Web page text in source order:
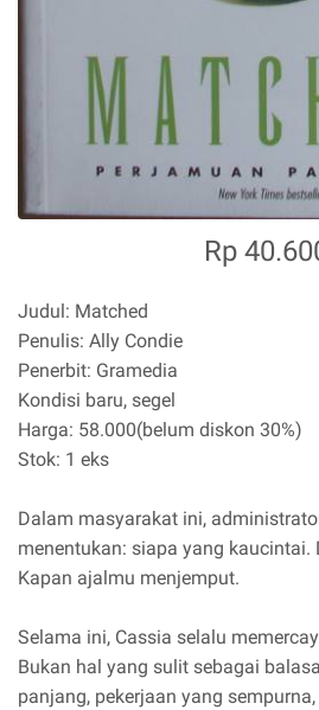
Rp
Judul: Matched
Penulis: Ally Condie
Penerbit: Gramedia
Kondisi baru, segel
Harga: 58.000(belum diskon 30%)
Stok: 1 eks
Dalam masyarakat ini,
menentukan: siapa yang kaucintai.
Kapan ajalmu menjemput.
Selama ini, Cassia selalu
Bukan hal yang sulit sebagai
panjang, pekerjaan yang